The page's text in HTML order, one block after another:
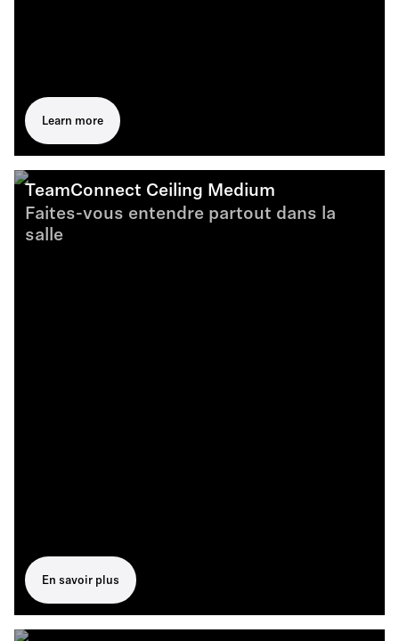
Learn more
TeamConnect Ceiling Medium
Faites-vous entendre partout dans la
salle
En savoir plus